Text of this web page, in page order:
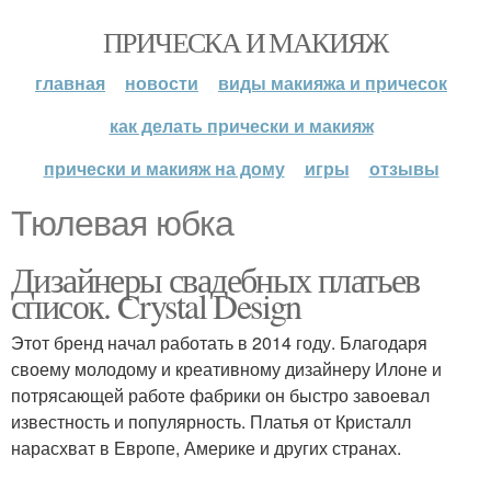
ПРИЧЕСКА И МАКИЯЖ
главная новости
виды макияжа и причесок
как делать прически и макияж
прически и макияж на дому
игры отзывы
Тюлевая юбка
Дизайнеры свадебных платьев
список. Crystal Design
Этот бренд начал работать в 2014 году. Благодаря
своему молодому и креативному дизайнеру Илоне и
потрясающей работе фабрики он быстро завоевал
известность и популярность. Платья от Кристалл
нарасхват в Европе, Америке и других странах.